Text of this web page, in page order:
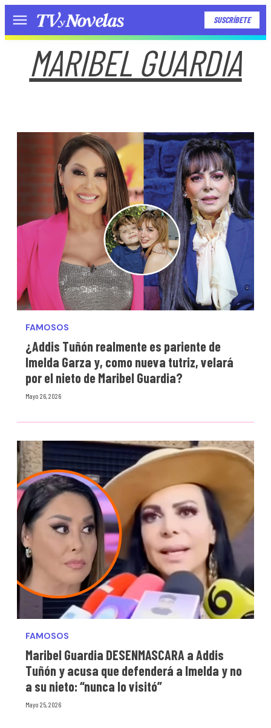
Menú SUSCRÍBETE
MARIBEL GUARDIA
FAMOSOS
¿Addis Tuñón realmente es pariente de
Imelda Garza y, como nueva tutriz, velará
por el nieto de Maribel Guardia?
Mayo 26, 2026
FAMOSOS
Maribel Guardia DESENMASCARA a Addis
Tuñón y acusa que defenderá a Imelda y no
a su nieto: “nunca lo visitó”
Mayo 25, 2026